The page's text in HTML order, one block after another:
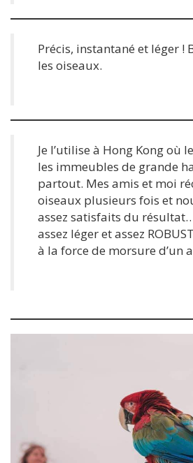
Précis, instantané et léger !
les oiseaux.
Je l’utilise à Hong Kong où
les immeubles de grande
partout. Mes amis et moi
oiseaux plusieurs fois et
assez satisfaits du
assez léger et assez
à la force de morsure d’un